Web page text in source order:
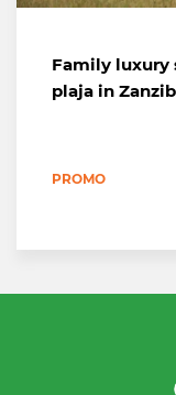
Family luxury
plaja in
PROMO